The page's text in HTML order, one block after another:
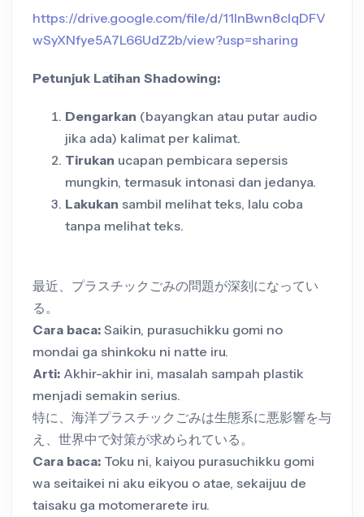
https://drive.google.com/file/d/11InBwn8cIqDFV
wSyXNfye5A7L66UdZ2b/view?usp=sharing
Petunjuk Latihan Shadowing:
Dengarkan (bayangkan atau putar audio
jika ada) kalimat per kalimat.
Tirukan ucapan pembicara sepersis
mungkin, termasuk intonasi dan jedanya.
Lakukan sambil melihat teks, lalu coba
tanpa melihat teks.
最近、プラスチックごみの問題が深刻になってい
る。
Cara baca: Saikin, purasuchikku gomi no
mondai ga shinkoku ni natte iru.
Arti: Akhir-akhir ini, masalah sampah plastik
menjadi semakin serius.
特に、海洋プラスチックごみは生態系に悪影響を与
え、世界中で対策が求められている。
Cara baca: Toku ni, kaiyou purasuchikku gomi
wa seitaikei ni aku eikyou o atae, sekaijuu de
taisaku ga motomerarete iru.